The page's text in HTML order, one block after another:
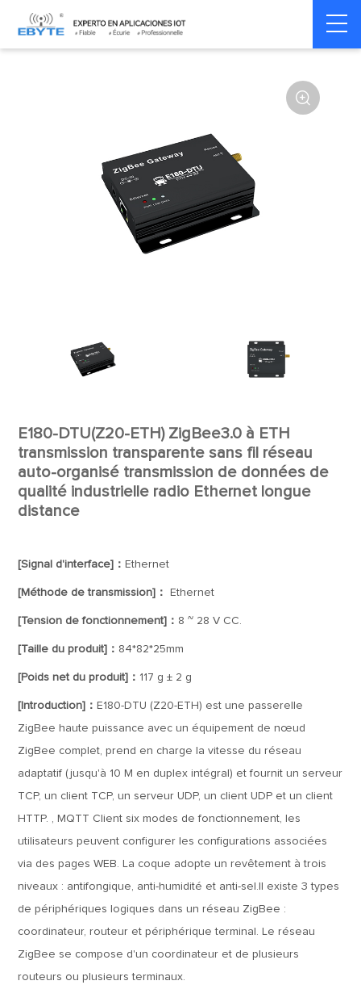
Home > Modem > Wireless modem LoRa wirelss modem

E180-DTU(Z20-ETH) ZigBee3.0 à ETH
transmission transparente sans fil réseau
auto-organisé transmission de données de
qualité industrielle radio Ethernet longue
distance
[Signal d'interface]： Ethernet
[Méthode de transmission]： Ethernet
[Tension de fonctionnement]： 8 ~ 28 V CC.
[Taille du produit]： 84*82*25mm
[Poids net du produit]： 117 g ± 2 g
[Introduction]： E180-DTU (Z20-ETH) est une passerelle
ZigBee haute puissance avec un équipement de nœud
ZigBee complet, prend en charge la vitesse du réseau
adaptatif (jusqu'à 10 M en duplex intégral) et fournit un serveur
TCP, un client TCP, un serveur UDP, un client UDP et un client
HTTP. , MQTT Client six modes de fonctionnement, les
utilisateurs peuvent configurer les configurations associées
via des pages WEB. La coque adopte un revêtement à trois
niveaux : antifongique, anti-humidité et anti-sel.Il existe 3 types
de périphériques logiques dans un réseau ZigBee :
coordinateur, routeur et périphérique terminal. Le réseau
ZigBee se compose d'un coordinateur et de plusieurs
routeurs ou plusieurs terminaux.